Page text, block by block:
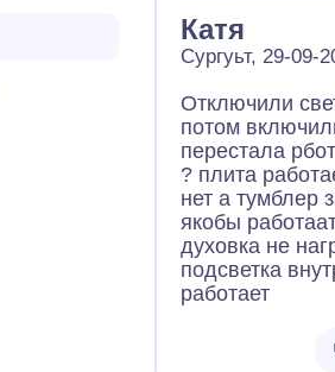
Катя
Сургуьт, 29-09-
Отключили
потом
перестала
? плита
нет а тумблер
якобы
духовка не
подсветка
работает